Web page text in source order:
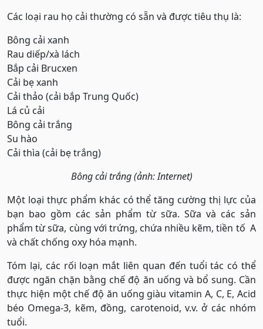
Các loại rau họ cải thường có sẵn và được tiêu thụ là:
Bông cải xanh
Rau diếp/xà lách
Bắp cải Brucxen
Cải bẹ xanh
Cải thảo (cải bắp Trung Quốc)
Lá củ cải
Bông cải trắng
Su hào
Cải thìa (cải bẹ trắng)
Bông cải trắng (ảnh: Internet)
Một loại thực phẩm khác có thể tăng cường thị lực của
bạn bao gồm các sản phẩm từ sữa. Sữa và các sản
phẩm từ sữa, cùng với trứng, chứa nhiều kẽm, tiền tố A
và chất chống oxy hóa mạnh.
Tóm lại, các rối loạn mắt liên quan đến tuổi tác có thể
được ngăn chặn bằng chế độ ăn uống và bổ sung. Cần
thực hiện một chế độ ăn uống giàu vitamin A, C, E, Acid
béo Omega-3, kẽm, đồng, carotenoid, v.v. ở các nhóm
tuổi.